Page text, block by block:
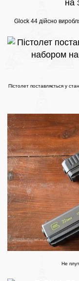
Glock 44 дійсно
Пістолет поставляється у
Не